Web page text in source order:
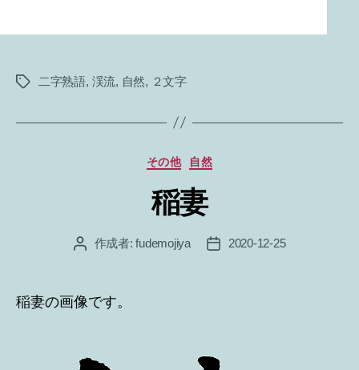
タ
二字熟語, 渓流, 自然, ２文字
カ
ゴ
リ
その他 自然
稲妻
投 作成者:fudemojiya
投
2020-12-25
稲妻の画像です。